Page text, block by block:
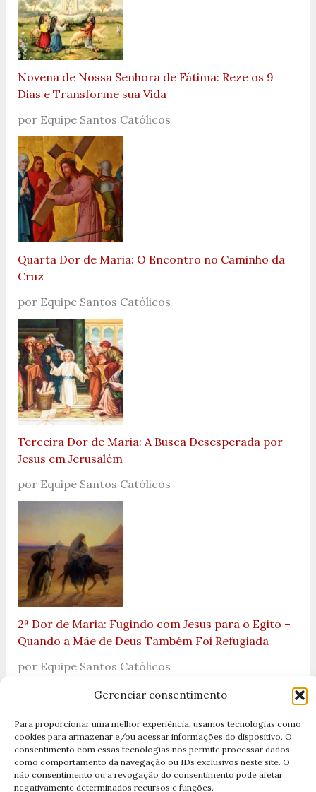
Gerenciar consentimento
Para proporcionar uma melhor experiência, usamos tecnologias como
cookies para armazenar e/ou acessar informações do dispositivo. O
consentimento com essas tecnologias nos permite processar dados
como comportamento da navegação ou IDs exclusivos neste site. O
não consentimento ou a revogação do consentimento pode afetar
negativamente determinados recursos e funções.
Novena de Nossa Senhora de Fátima: Reze os 9
Dias e Transforme sua Vida
por Equipe Santos Católicos
Quarta Dor de Maria: O Encontro no Caminho da
Cruz
por Equipe Santos Católicos
Terceira Dor de Maria: A Busca Desesperada por
Jesus em Jerusalém
por Equipe Santos Católicos
2ª Dor de Maria: Fugindo com Jesus para o Egito –
Quando a Mãe de Deus Também Foi Refugiada
por Equipe Santos Católicos